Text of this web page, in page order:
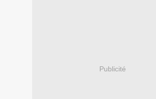
Publicité